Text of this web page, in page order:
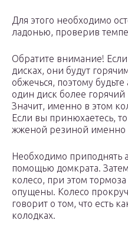
Для этого необходимо
ладонью, проверив
Обратите внимание!
дисках, они будут
обжечься, поэтому
один диск более
Значит, именно в этом
Если вы принюхаетесь, то
жженой резиной именно
Необходимо приподнять
помощью домкрата.
колесо, при этом
опущены. Колесо
говорит о том, что есть
колодках.